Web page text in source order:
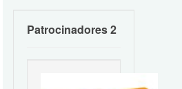
Patrocinadores 2